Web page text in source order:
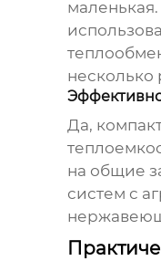
несколько
Да,
на общие
систем с